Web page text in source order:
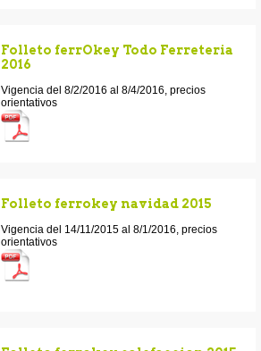
Folleto ferrOkey Todo Ferreteria
2016
Vigencia del 8/2/2016 al 8/4/2016, precios
orientativos
Folleto ferrokey navidad 2015
Vigencia del 14/11/2015 al 8/1/2016, precios
orientativos